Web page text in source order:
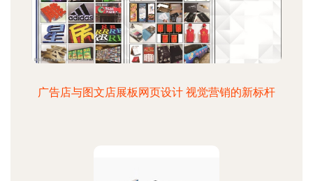
广告店与图文店展板网页设计 视觉营销的新标杆